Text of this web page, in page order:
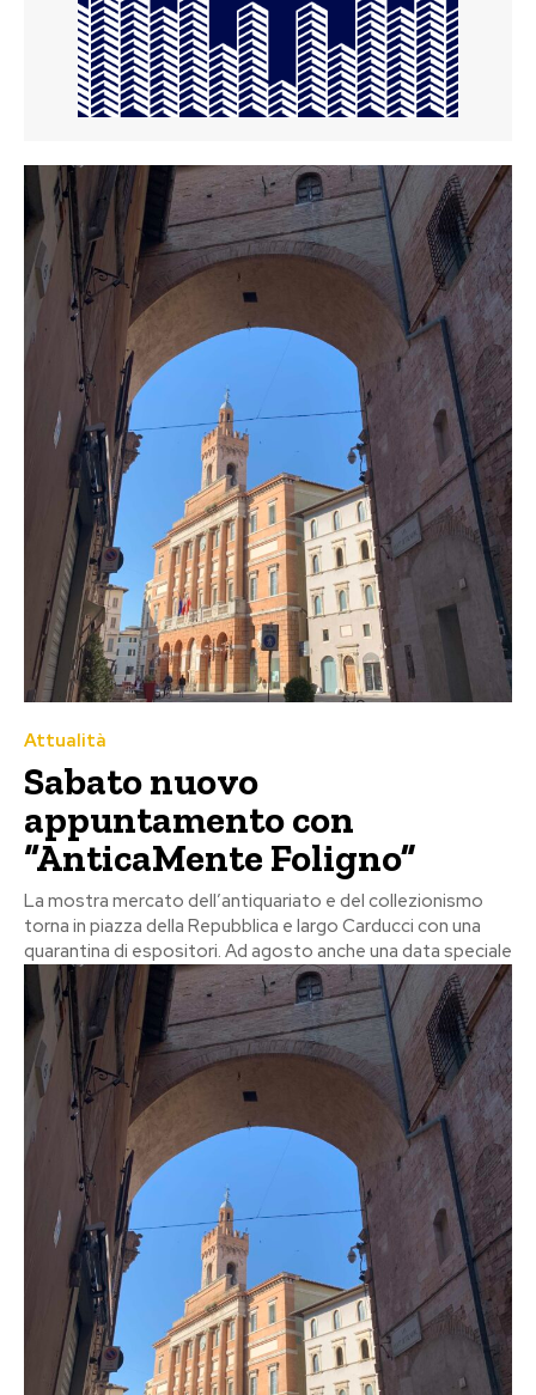
Attualità
Sabato nuovo
appuntamento con
“AnticaMente Foligno”
La mostra mercato dell’antiquariato e del collezionismo
torna in piazza della Repubblica e largo Carducci con una
quarantina di espositori. Ad agosto anche una data speciale